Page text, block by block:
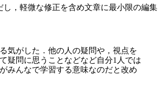
，軽微な修正を含め文章に最小限の編集
気がした．他の人の疑問や，視点を
疑問に思うことなどなど自分1人では
みんなで学習する意味なのだと改め